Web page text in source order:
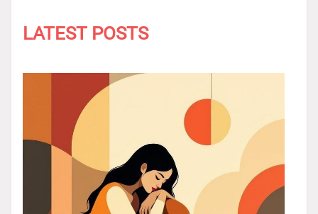
LATEST POSTS